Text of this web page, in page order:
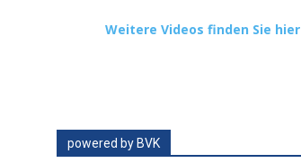
Weitere Videos finden Sie hier
powered by BVK